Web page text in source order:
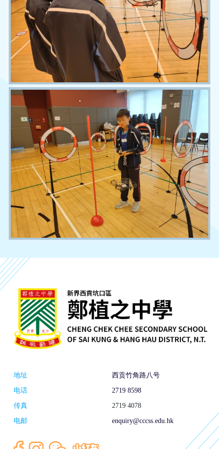
地址
西贡竹角路八号
电话
2719 8598
传真
2719 4078
电邮
enquiry@cccss.edu.hk